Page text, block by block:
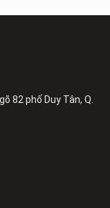
82 phố Duy Tân, Q.